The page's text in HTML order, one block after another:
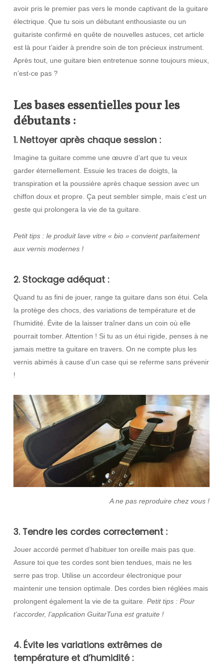
avoir pris le premier pas vers le monde captivant de la guitare
électrique. Que tu sois un débutant enthousiaste ou un
guitariste confirmé en quête de nouvelles astuces, cet article
est là pour t’aider à prendre soin de ton précieux instrument.
Après tout, une guitare bien entretenue sonne toujours mieux,
n’est-ce pas ?
Les bases essentielles pour les
débutants :
1. Nettoyer après chaque session :
Imagine ta guitare comme une œuvre d’art que tu veux
garder éternellement. Essuie les traces de doigts, la
transpiration et la poussière après chaque session avec un
chiffon doux et propre. Ça peut sembler simple, mais c’est un
geste qui prolongera la vie de ta guitare.
Petit tips : le produit lave vitre « bio » convient parfaitement
aux vernis modernes !
2. Stockage adéquat :
Quand tu as fini de jouer, range ta guitare dans son étui. Cela
la protège des chocs, des variations de température et de
l’humidité. Évite de la laisser traîner dans un coin où elle
pourrait tomber. Attention ! Si tu as un étui rigide, penses à ne
jamais mettre ta guitare en travers. On ne compte plus les
vernis abimés à cause d’un case qui se referme sans prévenir
!
A ne pas reproduire chez vous !
3. Tendre les cordes correctement :
Jouer accordé permet d’habituer ton oreille mais pas que.
Assure toi que tes cordes sont bien tendues, mais ne les
serre pas trop. Utilise un accordeur électronique pour
maintenir une tension optimale. Des cordes bien réglées mais
prolongent également la vie de ta guitare. Petit tips : Pour
t’accorder, l’application GuitarTuna est gratuite !
4. Évite les variations extrêmes de
température et d’humidité :